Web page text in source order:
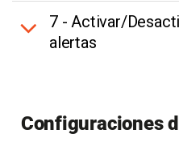
7 - Activar/
alertas
Configuraciones